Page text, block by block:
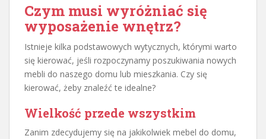
Czym musi wyróżniać się
wyposażenie wnętrz?
Istnieje kilka podstawowych wytycznych, którymi warto
się kierować, jeśli rozpoczynamy poszukiwania nowych
mebli do naszego domu lub mieszkania. Czy się
kierować, żeby znaleźć te idealne?
Wielkość przede wszystkim
Zanim zdecydujemy się na jakikolwiek mebel do domu,